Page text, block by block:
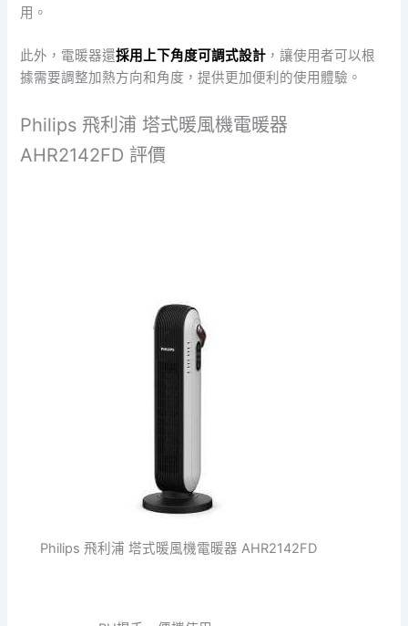
用。
此外，電暖器還採用上下角度可調式設計 ，讓使用者可以根
據需要調整加熱方向和角度，提供更加便利的使用體驗。
Philips 飛利浦 塔式暖風機電暖器
AHR2142FD 評價
Philips 飛利浦 塔式暖風機電暖器 AHR2142FD